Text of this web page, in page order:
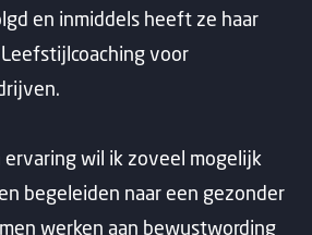
en inmiddels heeft ze haar
voor
ervaring wil ik zoveel mogelijk
begeleiden naar een gezonder
werken aan bewustwording